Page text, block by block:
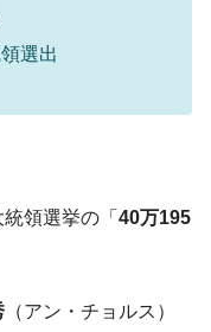
月で対前年同期比
勢力」のプラカー
に18.4GW規模のAIデ
てば。
選出
領選挙の「 40万195
（アン・チョルス）